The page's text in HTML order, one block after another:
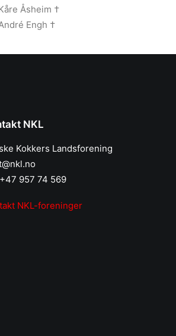
Åsheim †
Engh †
NKL
Kokkers Landsforening
957 74 569
NKL-foreninger